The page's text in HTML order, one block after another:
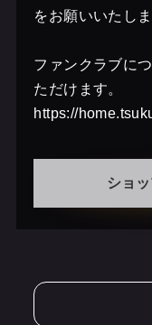
をお願いいたしま
ファンクラブに
ただけます。
https://
ショ